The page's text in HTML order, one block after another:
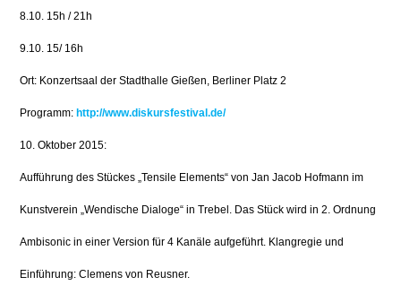
8.10. 15h / 21h
9.10. 15/ 16h
Ort: Konzertsaal der Stadthalle Gießen, Berliner Platz 2
Programm: http://www.diskursfestival.de/
10. Oktober 2015:
Aufführung des Stückes „Tensile Elements“ von Jan Jacob Hofmann im
Kunstverein „Wendische Dialoge“ in Trebel. Das Stück wird in 2. Ordnung
Ambisonic in einer Version für 4 Kanäle aufgeführt. Klangregie und
Einführung: Clemens von Reusner.